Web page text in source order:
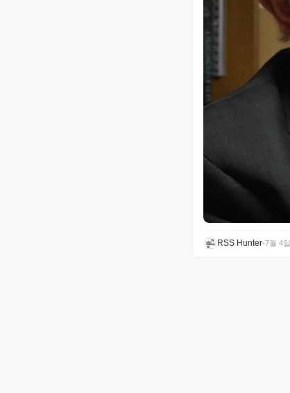
RSS Hunter•7월 4일